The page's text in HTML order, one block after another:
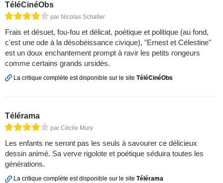
TéléCinéObs
par Nicolas Schaller
Frais et désuet, fou-fou et délicat, poétique et politique (au fond,
c'est une ode à la désobéissance civique), "Ernest et Célestine"
est un doux enchantement prompt à ravir les petits rongeurs
comme certains grands ursidés.
La critique complète est disponible sur le site TéléCinéObs
Télérama
par Cécile Mury
Les enfants ne seront pas les seuls à savourer ce délicieux
dessin animé. Sa verve rigolote et poétique séduira toutes les
générations.
La critique complète est disponible sur le site Télérama